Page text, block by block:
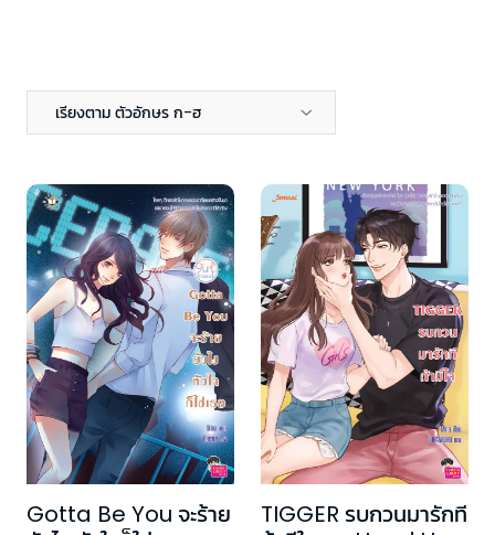
เรียงตาม ตัวอักษร ก-ฮ
Gotta Be You จะร้าย
TIGGER รบกวนมารักที